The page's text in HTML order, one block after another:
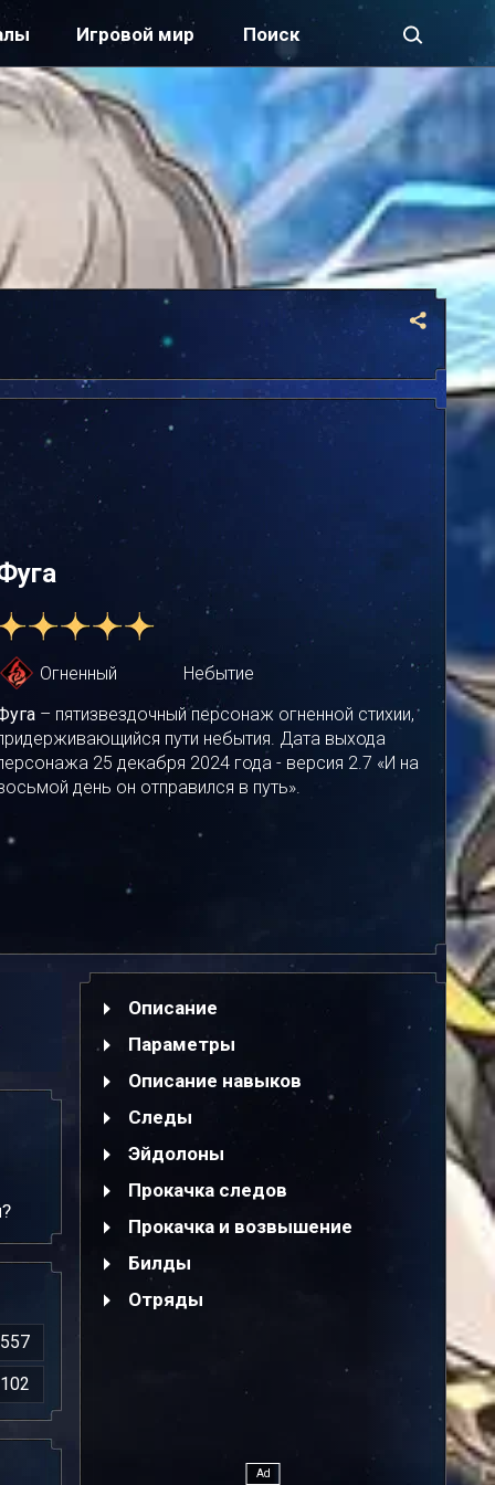
Игровой мир
Огненный
Небытие
– пятизвездочный персонаж огненной стихии,
пути небытия. Дата выхода
25 декабря 2024 года - версия 2.7 «И на
день он отправился в путь».
557
102
Описание
Параметры
Описание навыков
Следы
Эйдолоны
Прокачка следов
Прокачка и возвышение
Билды
Отряды